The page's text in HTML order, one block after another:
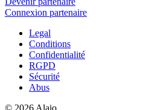
Connexion partenaire
Legal
Conditions
Confidentialité
RGPD
Sécurité
Abus